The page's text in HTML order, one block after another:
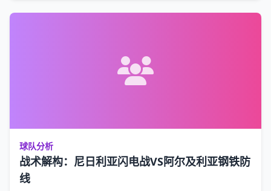
球队分析
战术解构：尼日利亚闪电战VS阿尔及利亚钢铁防
线